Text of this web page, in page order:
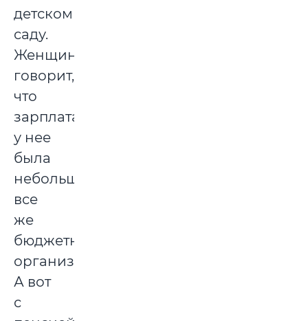
детском
саду.
Женщина
говорит,
что
зарплата
у нее
была
небольшая,
все
же
бюджетная
организация.
А вот
с